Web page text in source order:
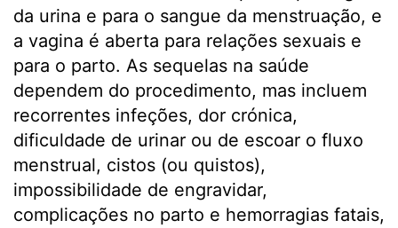
da urina e para o sangue da menstruação, e
a vagina é aberta para relações sexuais e
para o parto. As sequelas na saúde
dependem do procedimento, mas incluem
recorrentes infeções, dor crónica,
dificuldade de urinar ou de escoar o fluxo
menstrual, cistos (ou quistos),
impossibilidade de engravidar,
complicações no parto e hemorragias fatais,